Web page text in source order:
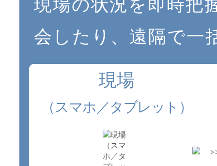
会したり、遠隔で一
現場
（スマホ／タブレット）